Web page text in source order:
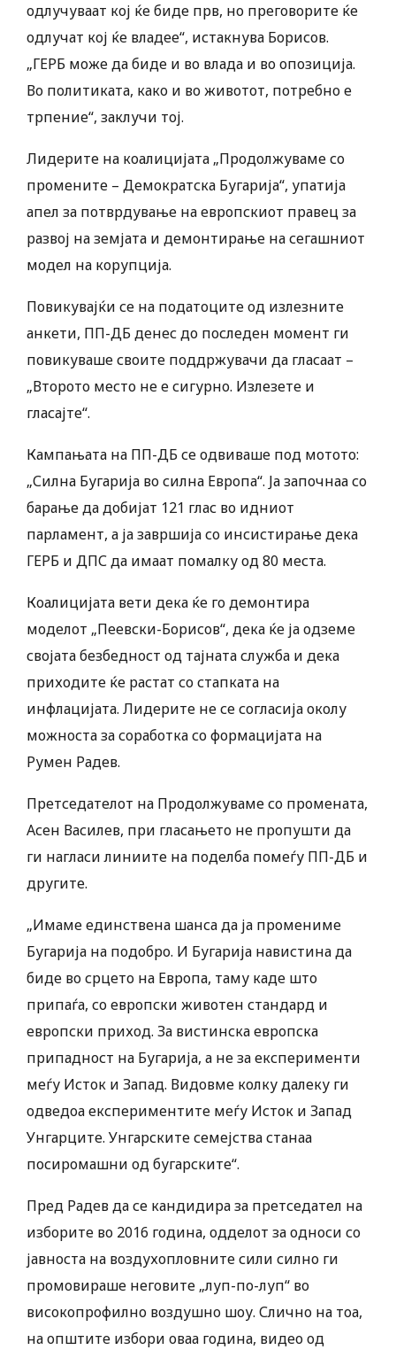
одлучуваат кој ќе биде прв, но преговорите ќе
одлучат кој ќе владее“, истакнува Борисов.
„ГЕРБ може да биде и во влада и во опозиција.
Во политиката, како и во животот, потребно е
трпение“, заклучи тој.
Лидерите на коалицијата „Продолжуваме со
промените – Демократска Бугарија“, упатија
апел за потврдување на европскиот правец за
развој на земјата и демонтирање на сегашниот
модел на корупција.
Повикувајќи се на податоците од излезните
анкети, ПП-ДБ денес до последен момент ги
повикуваше своите поддржувачи да гласаат –
„Второто место не е сигурно. Излезете и
гласајте“.
Кампањата на ПП-ДБ се одвиваше под мотото:
„Силна Бугарија во силна Европа“. Ја започнаа со
барање да добијат 121 глас во идниот
парламент, а ја завршија со инсистирање дека
ГЕРБ и ДПС да имаат помалку од 80 места.
Коалицијата вети дека ќе го демонтира
моделот „Пеевски-Борисов“, дека ќе ја одземе
својата безбедност од тајната служба и дека
приходите ќе растат со стапката на
инфлацијата. Лидерите не се согласија околу
можноста за соработка со формацијата на
Румен Радев.
Претседателот на Продолжуваме со промената,
Асен Василев, при гласањето не пропушти да
ги нагласи линиите на поделба помеѓу ПП-ДБ и
другите.
„Имаме единствена шанса да ја промениме
Бугарија на подобро. И Бугарија навистина да
биде во срцето на Европа, таму каде што
припаѓа, со европски животен стандард и
европски приход. За вистинска европска
припадност на Бугарија, а не за експерименти
меѓу Исток и Запад. Видовме колку далеку ги
одведоа експериментите меѓу Исток и Запад
Унгарците. Унгарските семејства станаа
посиромашни од бугарските“.
Пред Радев да се кандидира за претседател на
изборите во 2016 година, одделот за односи со
јавноста на воздухопловните сили силно ги
промовираше неговите „луп-по-луп“ во
високопрофилно воздушно шоу. Слично на тоа,
на општите избори оваа година, видео од